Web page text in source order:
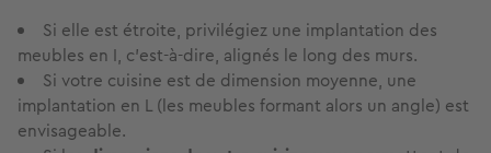
Si elle est étroite, privilégiez une implantation des
meubles en I, c’est-à-dire, alignés le long des murs.
Si votre cuisine est de dimension moyenne, une
implantation en L (les meubles formant alors un angle) est
envisageable.